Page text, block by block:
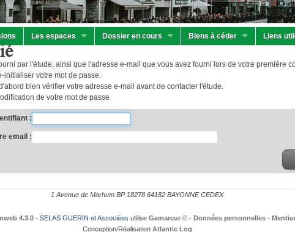
Les espaces Dossier en cours Biens à céder Liens
par l'étude, ainsi que l'adresse e-mail que vous avez fourni lors de votre première
initialiser votre mot de passe.
bien vérifier votre adresse e-mail avant de contacter l'étude.
de votre mot de passe
email
1 Avenue de Marhum BP 18278 64182 BAYONNE CEDEX
4.3.0 - SELAS GUERIN et Associées utilise Gemarcur © - Données personnelles -
Conception/Réalisation Atlantic Log